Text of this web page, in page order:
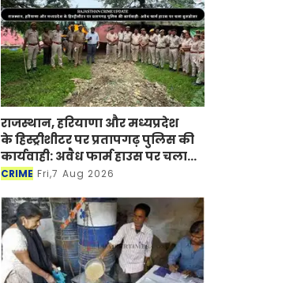
राजस्थान, हरियाणा और मध्यप्रदेश
के हिस्ट्रीशीटर पर प्रतापगढ़ पुलिस की
कार्यवाही: अवैध फार्म हाउस पर चला
बुलडोजर
CRIME Fri,7 Aug 2026